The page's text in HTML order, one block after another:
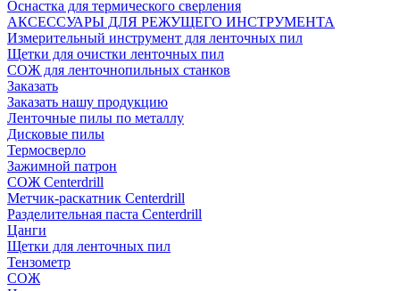
Оснастка для термического сверления
АКСЕССУАРЫ ДЛЯ РЕЖУЩЕГО ИНСТРУМЕНТА
Измерительный инструмент для ленточных пил
Щетки для очистки ленточных пил
СОЖ для ленточнопильных станков
Заказать
Заказать нашу продукцию
Ленточные пилы по металлу
Дисковые пилы
Термосверло
Зажимной патрон
СОЖ Centerdrill
Метчик-раскатник Centerdrill
Разделительная паста Centerdrill
Цанги
Щетки для ленточных пил
Тензометр
СОЖ